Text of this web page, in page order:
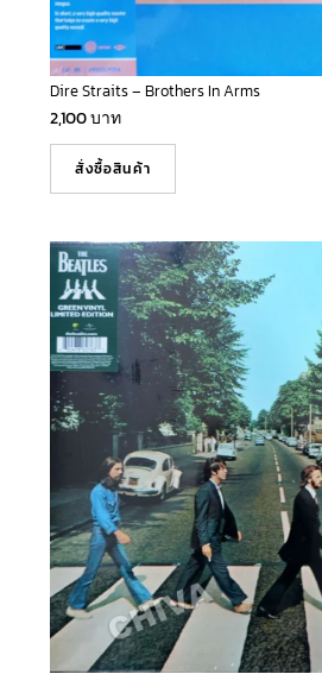
Dire Straits – Brothers In Arms
2,100บาท
สั่งซื้อสินค้า